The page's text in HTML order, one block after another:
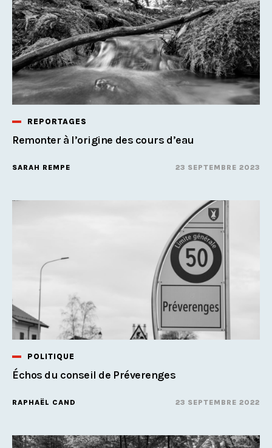
REPORTAGES
Remonter à l’origine des cours d’eau
SARAH REMPE 23 SEPTEMBRE 2023
POLITIQUE
Échos du conseil de Préverenges
RAPHAËL CAND 23 SEPTEMBRE 2022